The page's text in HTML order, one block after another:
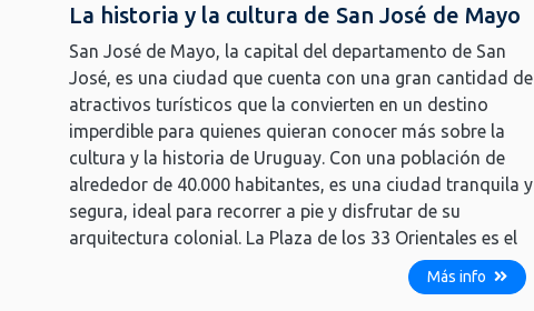
La historia y la cultura de San José de Mayo
San José de Mayo, la capital del departamento de San
José, es una ciudad que cuenta con una gran cantidad de
atractivos turísticos que la convierten en un destino
imperdible para quienes quieran conocer más sobre la
cultura y la historia de Uruguay. Con una población de
alrededor de 40.000 habitantes, es una ciudad tranquila y
segura, ideal para recorrer a pie y disfrutar de su
arquitectura colonial. La Plaza de los 33 Orientales es el
Más info